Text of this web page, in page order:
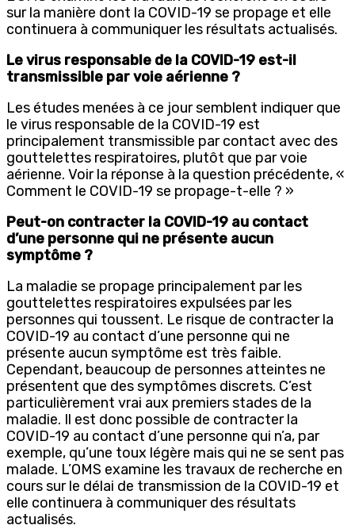
sur la manière dont la COVID-19 se propage et elle
continuera à communiquer les résultats actualisés.
Le virus responsable de la COVID-19 est-il
transmissible par voie aérienne ?
Les études menées à ce jour semblent indiquer que
le virus responsable de la COVID-19 est
principalement transmissible par contact avec des
gouttelettes respiratoires, plutôt que par voie
aérienne. Voir la réponse à la question précédente, «
Comment le COVID-19 se propage-t-elle ? »
Peut-on contracter la COVID-19 au contact
d’une personne qui ne présente aucun
symptôme ?
La maladie se propage principalement par les
gouttelettes respiratoires expulsées par les
personnes qui toussent. Le risque de contracter la
COVID-19 au contact d’une personne qui ne
présente aucun symptôme est très faible.
Cependant, beaucoup de personnes atteintes ne
présentent que des symptômes discrets. C’est
particulièrement vrai aux premiers stades de la
maladie. Il est donc possible de contracter la
COVID-19 au contact d’une personne qui n’a, par
exemple, qu’une toux légère mais qui ne se sent pas
malade. L’OMS examine les travaux de recherche en
cours sur le délai de transmission de la COVID-19 et
elle continuera à communiquer des résultats
actualisés.